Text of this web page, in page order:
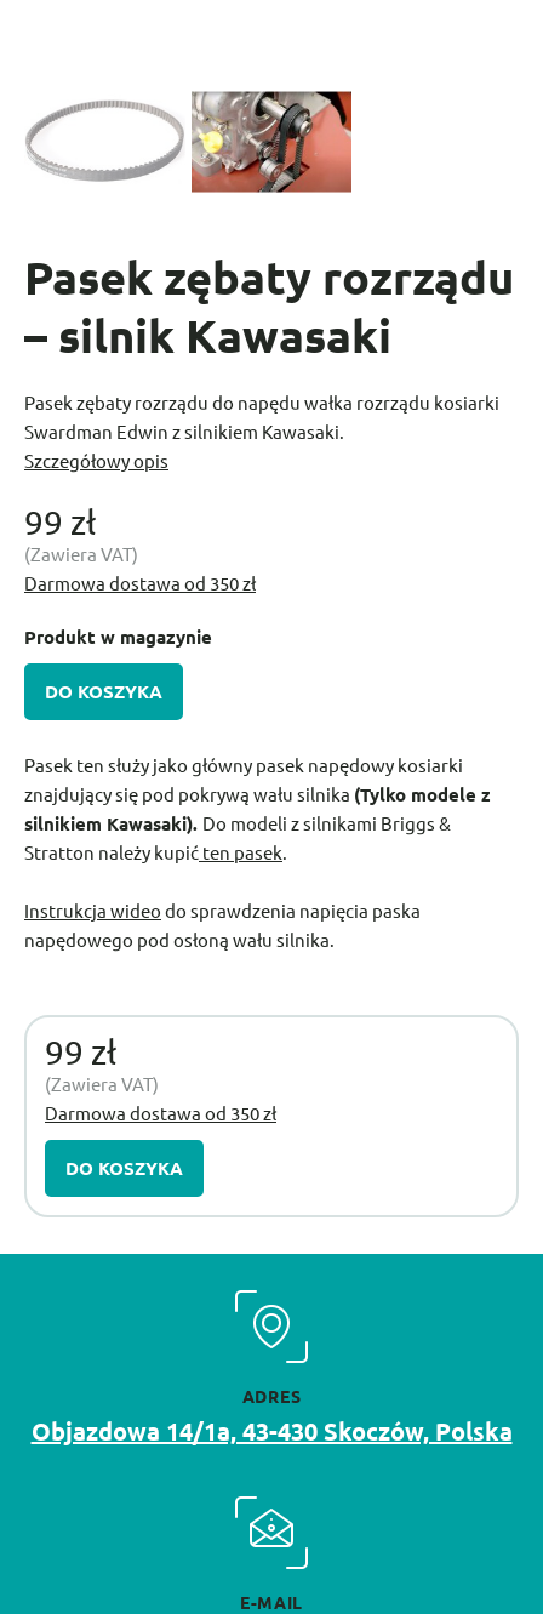
Pasek zębaty rozrządu
– silnik Kawasaki
Pasek zębaty rozrządu do napędu wałka rozrządu kosiarki
Swardman Edwin z silnikiem Kawasaki.
Szczegółowy opis
99 zł
(Zawiera VAT)
Darmowa dostawa od 350 zł
Produkt w magazynie
DO KOSZYKA
Pasek ten służy jako główny pasek napędowy kosiarki
znajdujący się pod pokrywą wału silnika (Tylko modele z
silnikiem Kawasaki). Do modeli z silnikami Briggs &
Stratton należy kupić ten pasek
Instrukcja wideo do sprawdzenia napięcia paska
napędowego pod osłoną wału silnika.
99 zł
(Zawiera VAT)
Darmowa dostawa od 350 zł
DO KOSZYKA
ADRES
Objazdowa 14/1a, 43-430 Skoczów, Polska
E-MAIL